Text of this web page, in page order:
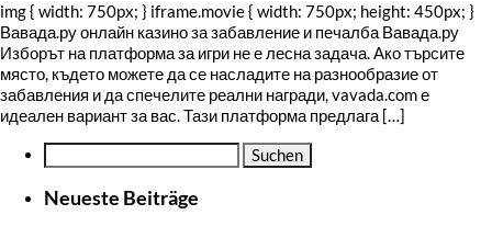
img { width: 750px; } iframe.movie { width: 750px; height: 450px; }
Вавада.ру онлайн казино за забавление и печалба Вавада.ру
Изборът на платформа за игри не е лесна задача. Ако търсите
място, където можете да се насладите на разнообразие от
забавления и да спечелите реални награди, vavada.com е
идеален вариант за вас. Тази платформа предлага […]
Suche
nach:
Neueste Beiträge